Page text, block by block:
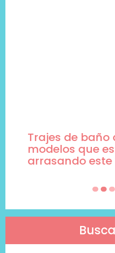
Trajes de baño
modelos que
arrasando